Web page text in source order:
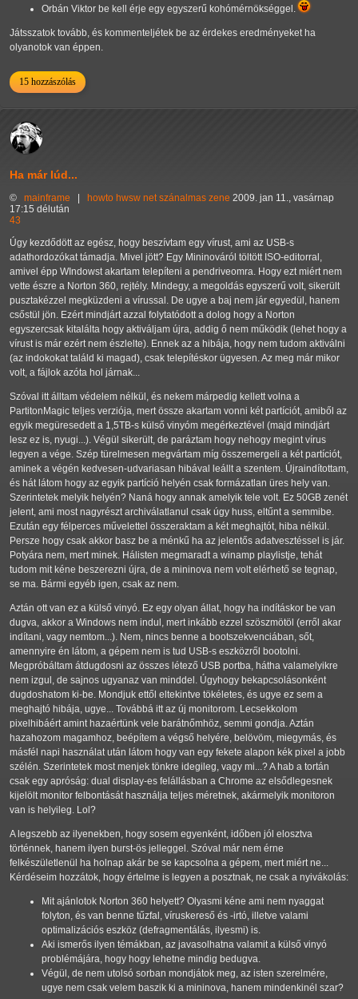
Orbán Viktor be kell érje egy egyszerű kohómérnökséggel.
Játsszatok tovább, és kommenteljétek be az érdekes eredményeket ha
olyanotok van éppen.
15 hozzászólás
Ha már lúd...
© mainframe howto hwsw net szánalmas zene 2009. jan 11., vasárnap
17:15 délután
43
Úgy kezdődött az egész, hogy beszívtam egy vírust, ami az USB-s
adathordozókat támadja. Mivel jött? Egy Mininováról töltött ISO-editorral,
amivel épp WIndowst akartam telepíteni a pendriveomra. Hogy ezt miért nem
vette észre a Norton 360, rejtély. Mindegy, a megoldás egyszerű volt, sikerült
pusztakézzel megküzdeni a vírussal. De ugye a baj nem jár egyedül, hanem
csőstül jön. Ezért mindjárt azzal folytatódott a dolog hogy a Norton
egyszercsak kitalálta hogy aktiváljam újra, addig ő nem működik (lehet hogy a
vírust is már ezért nem észlelte). Ennek az a hibája, hogy nem tudom aktiválni
(az indokokat találd ki magad), csak telepítéskor ügyesen. Az meg már mikor
volt, a fájlok azóta hol járnak...
Szóval itt álltam védelem nélkül, és nekem márpedig kellett volna a
PartitonMagic teljes verziója, mert össze akartam vonni két partíciót, amiből az
egyik megüresedett a 1,5TB-s külső vinyóm megérkeztével (majd mindjárt
lesz ez is, nyugi...). Végül sikerült, de paráztam hogy nehogy megint vírus
legyen a vége. Szép türelmesen megvártam míg összemergeli a két partíciót,
aminek a végén kedvesen-udvariasan hibával leállt a szentem. Újraindítottam,
és hát látom hogy az egyik partíció helyén csak formázatlan üres hely van.
Szerintetek melyik helyén? Naná hogy annak amelyik tele volt. Ez 50GB zenét
jelent, ami most nagyrészt archiválatlanul csak úgy huss, eltűnt a semmibe.
Ezután egy félperces művelettel összeraktam a két meghajtót, hiba nélkül.
Persze hogy csak akkor basz be a ménkű ha az jelentős adatvesztéssel is jár.
Potyára nem, mert minek. Hálisten megmaradt a winamp playlistje, tehát
tudom mit kéne beszerezni újra, de a mininova nem volt elérhető se tegnap,
se ma. Bármi egyéb igen, csak az nem.
Aztán ott van ez a külső vinyó. Ez egy olyan állat, hogy ha indításkor be van
dugva, akkor a Windows nem indul, mert inkább ezzel szöszmötöl (erről akar
indítani, vagy nemtom...). Nem, nincs benne a bootszekvenciában, sőt,
amennyire én látom, a gépem nem is tud USB-s eszközről bootolni.
Megpróbáltam átdugdosni az összes létező USB portba, hátha valamelyikre
nem izgul, de sajnos ugyanaz van minddel. Úgyhogy bekapcsolásonként
dugdoshatom ki-be. Mondjuk ettől eltekintve tökéletes, és ugye ez sem a
meghajtó hibája, ugye... Továbbá itt az új monitorom. Lecsekkolom
pixelhibáért amint hazaértünk vele barátnőmhöz, semmi gondja. Aztán
hazahozom magamhoz, beépítem a végső helyére, belövöm, miegymás, és
másfél napi használat után látom hogy van egy fekete alapon kék pixel a jobb
szélén. Szerintetek most menjek tönkre idegileg, vagy mi...? A hab a tortán
csak egy apróság: dual display-es felállásban a Chrome az elsődlegesnek
kijelölt monitor felbontását használja teljes méretnek, akármelyik monitoron
van is helyileg. Lol?
A legszebb az ilyenekben, hogy sosem egyenként, időben jól elosztva
történnek, hanem ilyen burst-ös jelleggel. Szóval már nem érne
felkészületlenül ha holnap akár be se kapcsolna a gépem, mert miért ne...
Kérdéseim hozzátok, hogy értelme is legyen a posztnak, ne csak a nyivákolás:
Mit ajánlotok Norton 360 helyett? Olyasmi kéne ami nem nyaggat
folyton, és van benne tűzfal, víruskereső és -irtó, illetve valami
optimalizációs eszköz (defragmentálás, ilyesmi) is.
Aki ismerős ilyen témákban, az javasolhatna valamit a külső vinyó
problémájára, hogy hogy lehetne mindig bedugva.
Végül, de nem utolsó sorban mondjátok meg, az isten szerelmére,
ugye nem csak velem baszik ki a mininova, hanem mindenkinél szar?